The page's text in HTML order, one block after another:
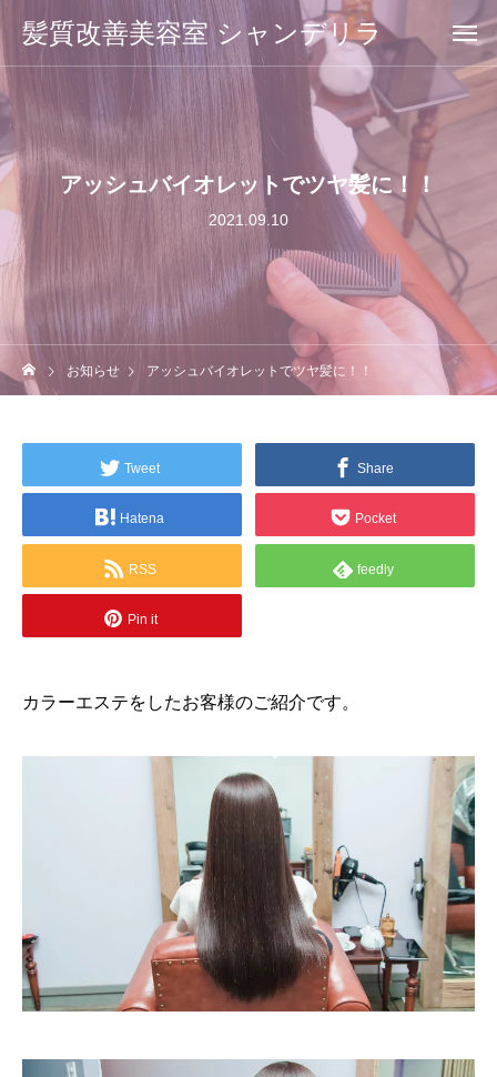
髪質改善美容室 シャンデリラ
アッシュバイオレットでツヤ髪に！！
2021.09.10
お知らせ アッシュバイオレットでツヤ髪に！！
Tweet Share
Hatena Pocket
RSS feedly
Pin it
カラーエステをしたお客様のご紹介です。